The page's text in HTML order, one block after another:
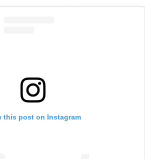
this post on Instagram